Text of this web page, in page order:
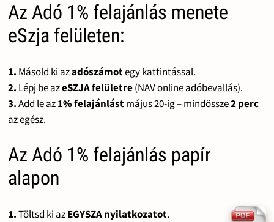
Az Adó 1% felajánlás menete
eSzja felületen:
1. Másold ki azadószámotegy kattintással.
2. Lépj be azeSZJA felületre(NAV online adóbevallás).
3.Add le az1% felajánlástmájus 20-ig – mindössze2 perc
az egész.
Az Adó 1% felajánlás papír
alapon
1.Töltsd ki azEGYSZA nyilatkozatot.